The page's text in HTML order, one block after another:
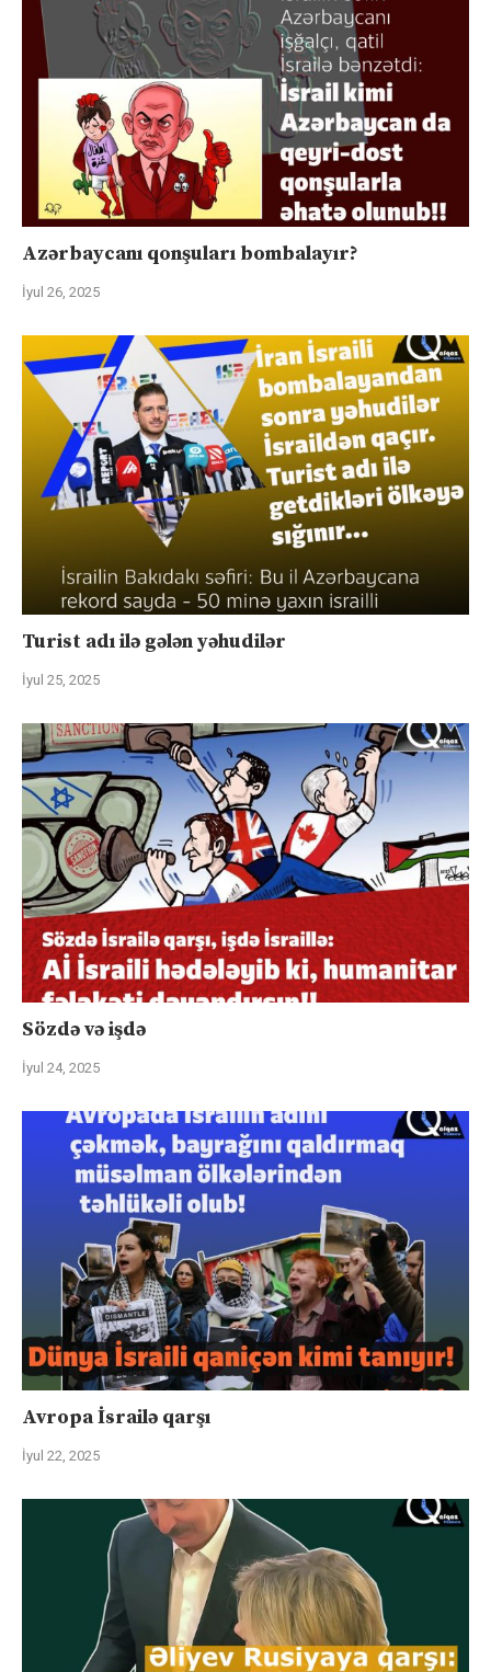
Azərbaycanı qonşuları bombalayır?
İyul 26, 2025
Turist adı ilə gələn yəhudilər
İyul 25, 2025
Sözdə və işdə
İyul 24, 2025
Avropa İsrailə qarşı
İyul 22, 2025